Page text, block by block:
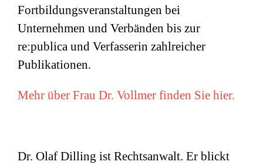
Fortbildungsveranstaltungen bei
Unternehmen und Verbänden bis zur
re:publica und Verfasserin zahlreicher
Publikationen.
Mehr über Frau Dr. Vollmer finden Sie hier.
Dr. Olaf Dilling ist Rechtsanwalt. Er blickt